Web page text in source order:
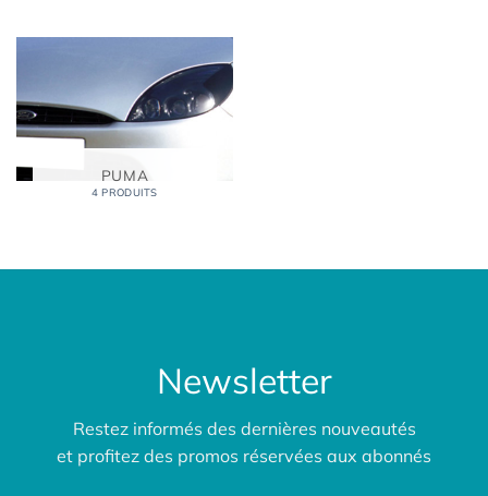
PUMA
4 PRODUITS
Newsletter
Restez informés des dernières nouveautés
et profitez des promos réservées aux abonnés